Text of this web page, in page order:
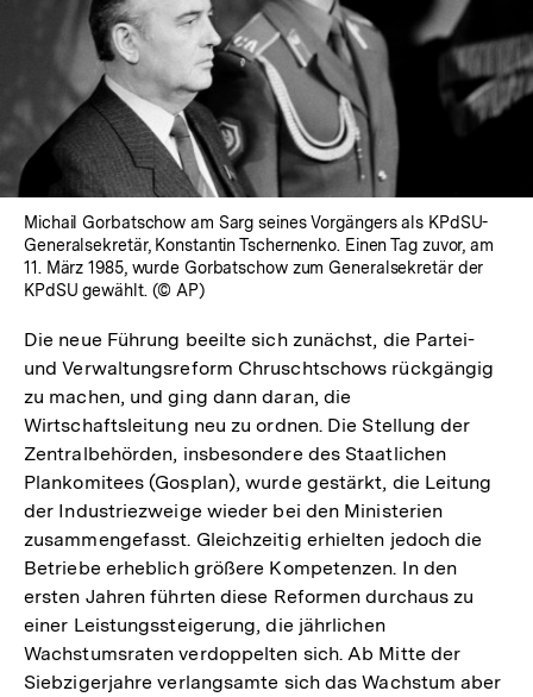
Michail Gorbatschow am Sarg seines Vorgängers als KPdSU-
Generalsekretär, Konstantin Tschernenko. Einen Tag zuvor, am
11. März 1985, wurde Gorbatschow zum Generalsekretär der
KPdSU gewählt. (© AP)
Die neue Führung beeilte sich zunächst, die Partei-
und Verwaltungsreform Chruschtschows rückgängig
zu machen, und ging dann daran, die
Wirtschaftsleitung neu zu ordnen. Die Stellung der
Zentralbehörden, insbesondere des Staatlichen
Plankomitees (Gosplan), wurde gestärkt, die Leitung
der Industriezweige wieder bei den Ministerien
zusammengefasst. Gleichzeitig erhielten jedoch die
Betriebe erheblich größere Kompetenzen. In den
ersten Jahren führten diese Reformen durchaus zu
einer Leistungssteigerung, die jährlichen
Wachstumsraten verdoppelten sich. Ab Mitte der
Siebzigerjahre verlangsamte sich das Wachstum aber